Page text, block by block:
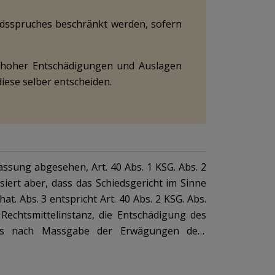
beschränkt werden, sofern
Entschädigungen und Auslagen
selber entscheiden.
abgesehen, Art. 40 Abs. 1 KSG. Abs. 2
aber, dass das Schiedsgericht im Sinne
Abs. 3 entspricht Art. 40 Abs. 2 KSG. Abs.
die Entschädigung des
nach Massgabe der Erwägungen dem
geleisteten Aufwand).